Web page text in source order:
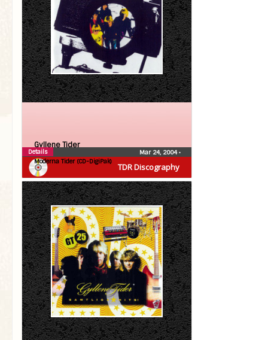
TDR Discography
Gyllene Tider
Moderna Tider (CD-DigiPak)
Mar 24, 2004•
Details